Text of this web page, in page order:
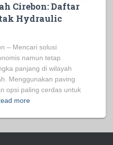
Cirebon: Daftar
Hydraulic
– Mencari solusi
namun tetap
panjang di wilayah
Menggunakan paving
opsi paling cerdas untuk
more